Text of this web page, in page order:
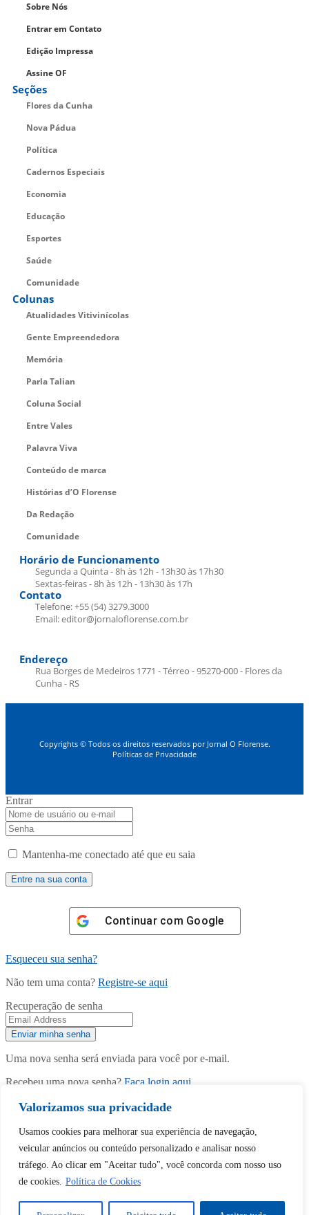
Valorizamos sua privacidade
Usamos cookies para melhorar sua experiência de navegação,
veicular anúncios ou conteúdo personalizado e analisar nosso
tráfego. Ao clicar em "Aceitar tudo", você concorda com nosso uso
de cookies. Política de Cookies
Sobre Nós
Entrar em Contato
Edição Impressa
Assine OF
Seções
Flores da Cunha
Nova Pádua
Política
Cadernos Especiais
Economia
Educação
Esportes
Saúde
Comunidade
Colunas
Atualidades Vitivinícolas
Gente Empreendedora
Memória
Parla Talian
Coluna Social
Entre Vales
Palavra Viva
Conteúdo de marca
Histórias d’O Florense
Da Redação
Comunidade
Horário de Funcionamento
Segunda a Quinta - 8h às 12h - 13h30 às 17h30
Sextas-feiras - 8h às 12h - 13h30 às 17h
Contato
Telefone: +55 (54) 3279.3000
Email: editor@jornaloflorense.com.br
Endereço
Rua Borges de Medeiros 1771 - Térreo - 95270-000 - Flores da
Cunha - RS
Copyrights © Todos os direitos reservados por Jornal O Florense.
Políticas de Privacidade
Entrar
Mantenha-me conectado até que eu saia
Continuar com Google
Esqueceu sua senha?
Não tem uma conta? Registre-se aqui
Recuperação de senha
Uma nova senha será enviada para você por e-mail.
Recebeu uma nova senha? Faça login aqui
Registrar nova conta